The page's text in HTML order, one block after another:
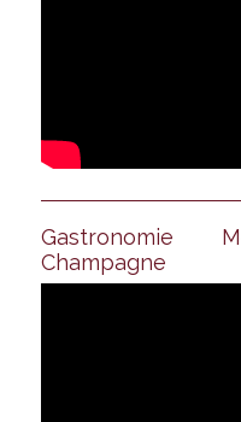
Gastronomie
Champagne